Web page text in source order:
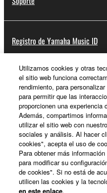
Registro de Yamaha Music ID
Acerca de Yamaha
España - Spanish
Empresa
Utilizamos cookies y otras
el sitio web funciona
rendimiento, para
para permitir que las
proporcionen una experiencia
Además, compartimos
utilizar el sitio web con
sociales y análisis. Al hacer
cookies", acepta el uso de
Para obtener más
para modificar su
de cookies". Si no está de
utilicen las cookies y la
en este enlace.